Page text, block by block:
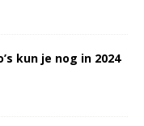
kun je nog in 2024